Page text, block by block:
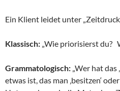
Ein Klient leidet unter
Klassisch: „Wie priorisierst du?
Grammatologisch: „Wer hat das
etwas ist, das man ‚besitzen‘